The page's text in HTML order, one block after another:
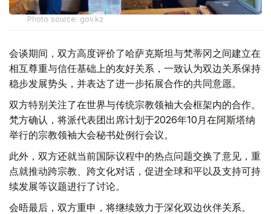
Photo source: gov.kz
会谈期间，双方高度评价了哈萨克斯坦与梵蒂冈之间建立在
相互尊重与信任基础上的友好关系，一致认为双边关系保持
稳步发展势头，并表达了进一步拓展合作的共同意愿。
双方特别关注了在世界与传统宗教领袖大会框架内的合作。
梵方确认，将派代表团出席计划于2026年10月在阿斯塔纳
举行的宗教领袖大会秘书处例行会议。
此外，双方还就当前国际议程中的热点问题交换了意见，重
点就推动跨宗教、跨文化对话，促进全球和平以及支持可持
续发展等议题进行了讨论。
会晤最后，双方重申，将继续致力于深化双边伙伴关系。